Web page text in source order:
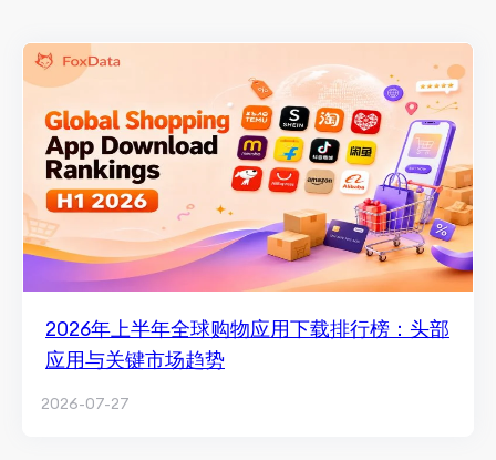
2026年上半年全球购物应用下载排行榜：头部
应用与关键市场趋势
2026-07-27